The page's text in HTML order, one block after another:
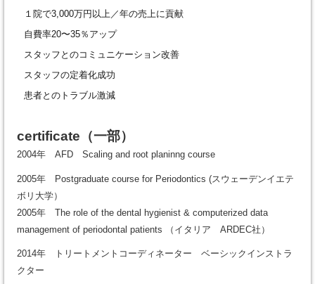
１院で3,000万円以上／年の売上に貢献
自費率20〜35％アップ
スタッフとのコミュニケーション改善
スタッフの定着化成功
患者とのトラブル激減
certificate （一部）
2004年 AFD Scaling and root planinng course
2005年 Postgraduate course for Periodontics (スウェーデンイエテ
ボリ大学）
2005年 The role of the dental hygienist & computerized data
management of periodontal patients （イタリア ARDEC社）
2014年 トリートメントコーディネーター ベーシックインストラ
クター